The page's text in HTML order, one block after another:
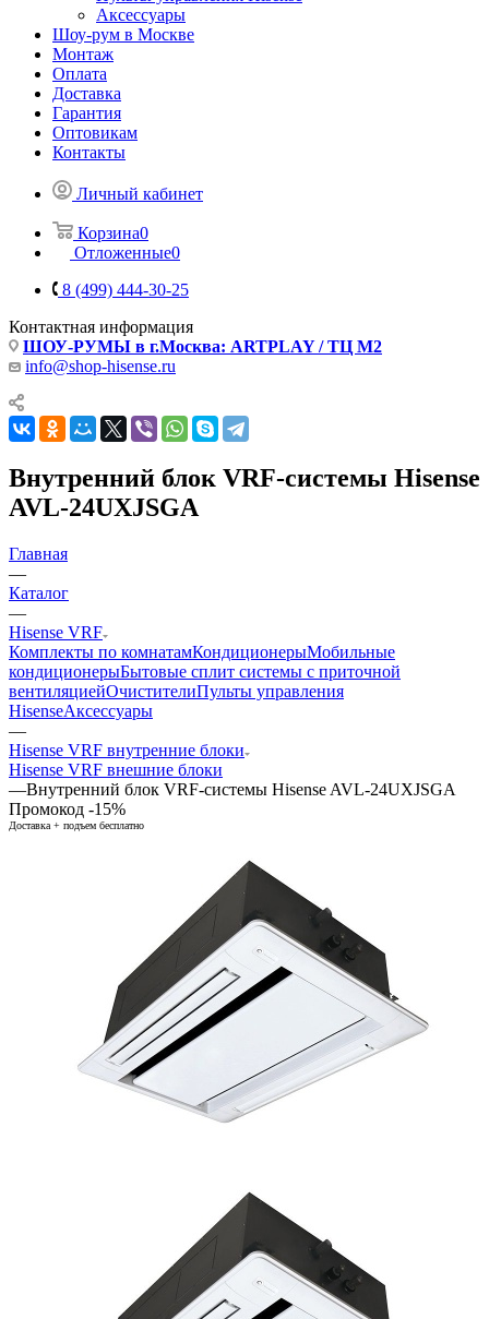
Аксессуары
Шоу-рум в Москве
Монтаж
Оплата
Доставка
Гарантия
Оптовикам
Контакты
Личный кабинет
Корзина0
Отложенные0
8 (499) 444-30-25
Контактная информация
ШОУ-РУМЫ в г.Москва: ARTPLAY / ТЦ М2
info@shop-hisense.ru
Внутренний блок VRF-системы Hisense
AVL-24UXJSGA
Главная
—
Каталог
—
Hisense VRF
Комплекты по комнатамКондиционерыМобильные
кондиционерыБытовые сплит системы с приточной
вентиляциейОчистителиПульты управления
HisenseАксессуары
—
Hisense VRF внутренние блоки
Hisense VRF внешние блоки
—Внутренний блок VRF-системы Hisense AVL-24UXJSGA
Промокод -15%
Доставка + подъем бесплатно